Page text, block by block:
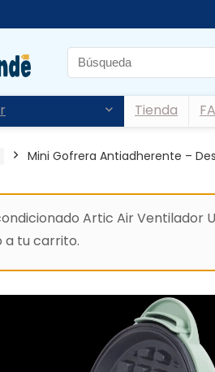
Tienda
Mini Gofrera Antiadherente –
Artic Air Ventilador
a tu carrito.